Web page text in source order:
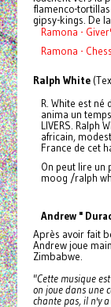
flamenco-
gipsy-kings. De
Ramona -
Ramona -
Ralph White
R. White est né
anima un
LIVERS. Ralph
africain,
France de cet
On peut lire
moog /ralph
Andrew "
Après avoir fait
Andrew joue
Zimbabwe.
"Cette musique
on joue dans une
chante pas, il n'y